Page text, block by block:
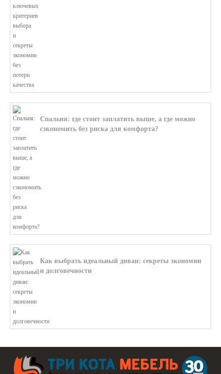
Спальня: где стоит заплатить выше, а где можно
сэкономить без риска для комфорта?
Как выбрать идеальный диван: секреты экономии
и долговечности